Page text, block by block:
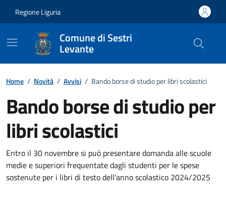
Regione Liguria
Comune di Sestri
Levante
Home / Novità / Avvisi / Bando borse di studio per libri scolastici
Bando borse di studio per
libri scolastici
Dettagli della notizia
Entro il 30 novembre si può presentare domanda alle scuole
medie e superiori frequentate dagli studenti per le spese
sostenute per i libri di testo dell'anno scolastico 2024/2025